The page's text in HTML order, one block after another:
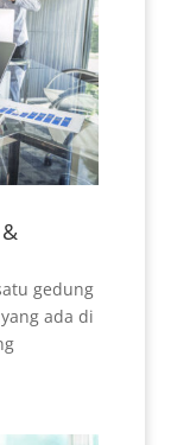
gedung
ada di